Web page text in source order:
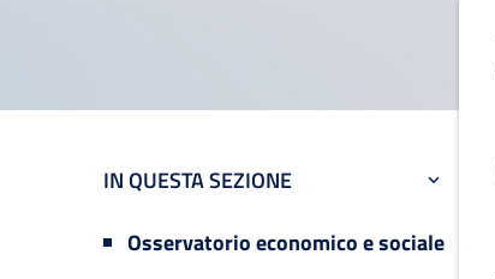
IN QUESTA SEZIONE
Osservatorio economico e sociale